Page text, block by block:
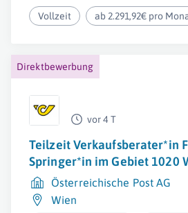
Vollzeit ab 2.291,92€ pro
Direktbewerbung
vor 4 T
Teilzeit Verkaufsberater*in
Springer*in im Gebiet 1020
Österreichische Post AG
Wien